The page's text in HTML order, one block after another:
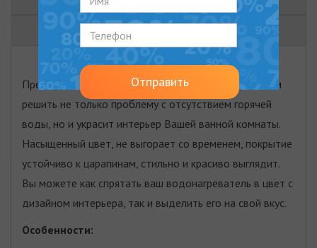
Премиальный черный бойлер, который поможет Вам
решить не только проблему с отсутствием горячей
воды, но и украсит интерьер Вашей ванной комнаты.
Насыщенный цвет, не выгорает со временем, покрытие
устойчиво к царапинам, стильно и красиво выглядит.
Вы можете как спрятать ваш водонагреватель в цвет с
дизайном интерьера, так и выделить его на свой вкус.
Особенности:
Отправить